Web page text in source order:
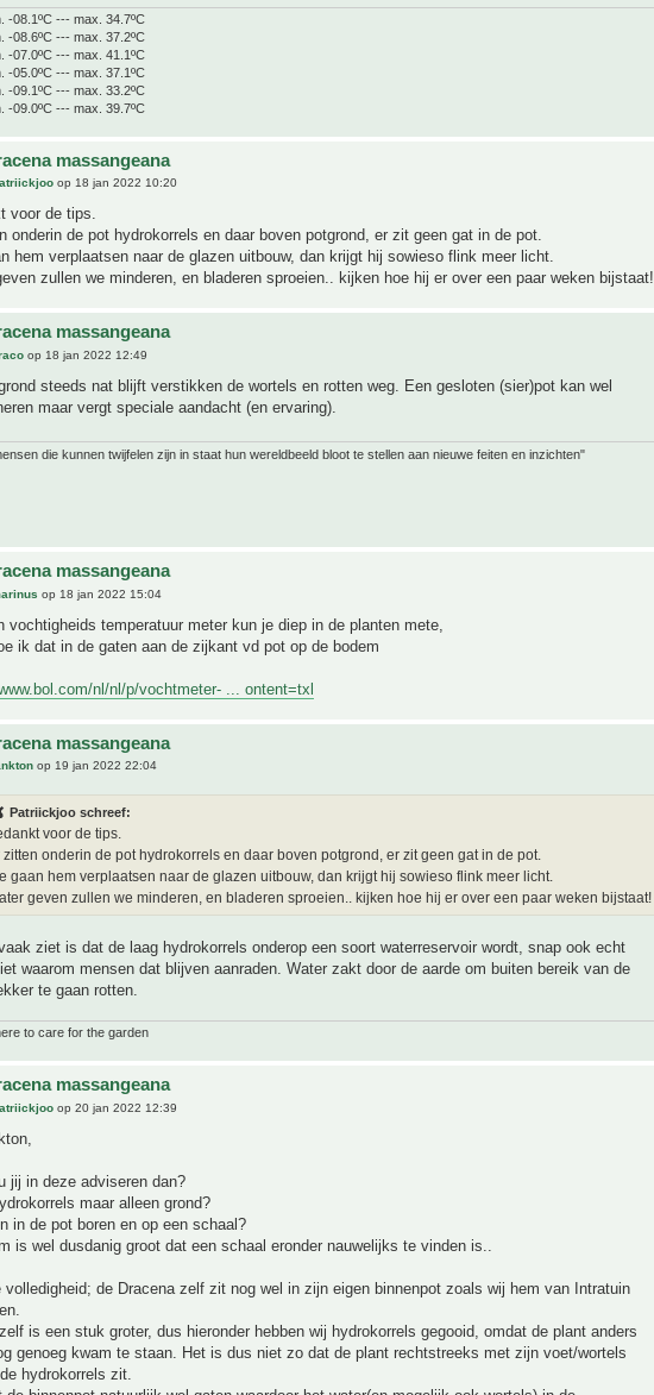
-08.1ºC --- max. 34.7ºC
-08.6ºC --- max. 37.2ºC
-07.0ºC --- max. 41.1ºC
-05.0ºC --- max. 37.1ºC
-09.1ºC --- max. 33.2ºC
-09.0ºC --- max. 39.7ºC
massangeana
op 18 jan 2022 10:20
voor de tips.
onderin de pot hydrokorrels en daar boven potgrond, er zit geen gat in de pot.
hem verplaatsen naar de glazen uitbouw, dan krijgt hij sowieso flink meer licht.
zullen we minderen, en bladeren sproeien.. kijken hoe hij er over een paar weken bijstaat!
massangeana
op 18 jan 2022 12:49
steeds nat blijft verstikken de wortels en rotten weg. Een gesloten (sier)pot kan wel
maar vergt speciale aandacht (en ervaring).
die kunnen twijfelen zijn in staat hun wereldbeeld bloot te stellen aan nieuwe feiten en inzichten"
massangeana
op 18 jan 2022 15:04
vochtigheids temperatuur meter kun je diep in de planten mete,
ik dat in de gaten aan de zijkant vd pot op de bodem
nl/nl/p/vochtmeter- ... ontent=txl
massangeana
op 19 jan 2022 22:04
Patriickjoo schreef:
voor de tips.
zitten onderin de pot hydrokorrels en daar boven potgrond, er zit geen gat in de pot.
gaan hem verplaatsen naar de glazen uitbouw, dan krijgt hij sowieso flink meer licht.
geven zullen we minderen, en bladeren sproeien.. kijken hoe hij er over een paar weken bijstaat!
ziet is dat de laag hydrokorrels onderop een soort waterreservoir wordt, snap ook echt
waarom mensen dat blijven aanraden. Water zakt door de aarde om buiten bereik van de
te gaan rotten.
to care for the garden
massangeana
op 20 jan 2022 12:39
jij in deze adviseren dan?
maar alleen grond?
in de pot boren en op een schaal?
is wel dusdanig groot dat een schaal eronder nauwelijks te vinden is..
volledigheid; de Dracena zelf zit nog wel in zijn eigen binnenpot zoals wij hem van Intratuin
is een stuk groter, dus hieronder hebben wij hydrokorrels gegooid, omdat de plant anders
genoeg kwam te staan. Het is dus niet zo dat de plant rechtstreeks met zijn voet/wortels
hydrokorrels zit.